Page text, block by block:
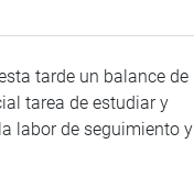
tarde un balance de
tarea de estudiar y
labor de seguimiento y